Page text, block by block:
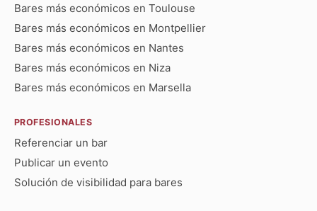
Bares más económicos en Toulouse
Bares más económicos en Montpellier
Bares más económicos en Nantes
Bares más económicos en Niza
Bares más económicos en Marsella
PROFESIONALES
Referenciar un bar
Publicar un evento
Solución de visibilidad para bares